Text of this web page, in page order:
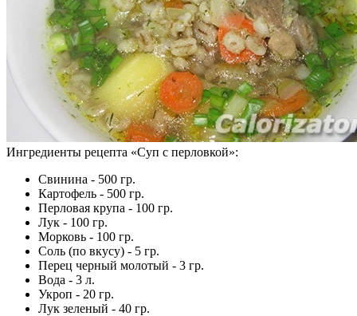
Ингредиенты рецепта «Суп с перловкой»:
Свинина - 500 гр.
Картофель - 500 гр.
Перловая крупа - 100 гр.
Лук - 100 гр.
Морковь - 100 гр.
Соль (по вкусу) - 5 гр.
Перец черный молотый - 3 гр.
Вода - 3 л.
Укроп - 20 гр.
Лук зеленый - 40 гр.